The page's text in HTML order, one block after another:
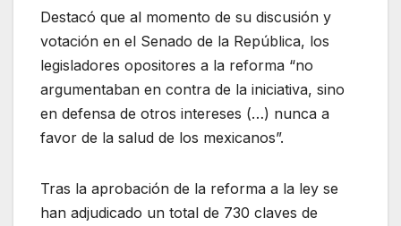
Destacó que al momento de su discusión y
votación en el Senado de la República, los
legisladores opositores a la reforma “no
argumentaban en contra de la iniciativa, sino
en defensa de otros intereses (…) nunca a
favor de la salud de los mexicanos”.
Tras la aprobación de la reforma a la ley se
han adjudicado un total de 730 claves de